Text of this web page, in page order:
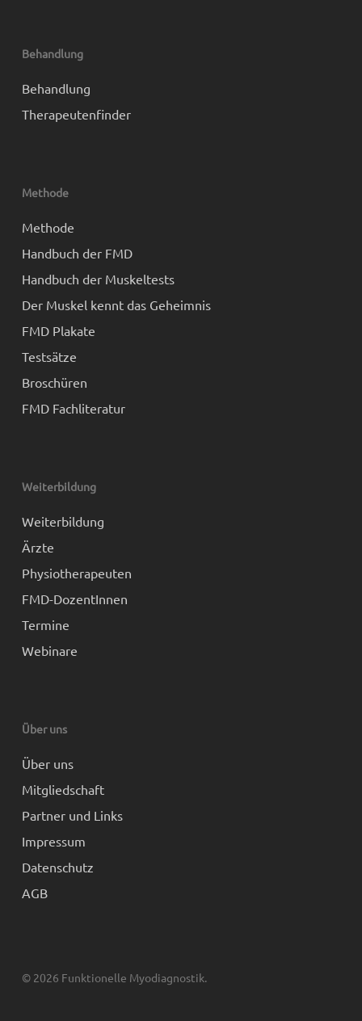
Behandlung
Behandlung
Therapeutenfinder
Methode
Methode
Handbuch der FMD
Handbuch der Muskeltests
Der Muskel kennt das Geheimnis
FMD Plakate
Testsätze
Broschüren
FMD Fachliteratur
Weiterbildung
Weiterbildung
Ärzte
Physiotherapeuten
FMD-DozentInnen
Termine
Webinare
Über uns
Über uns
Mitgliedschaft
Partner und Links
Impressum
Datenschutz
AGB
© 2026 Funktionelle Myodiagnostik.